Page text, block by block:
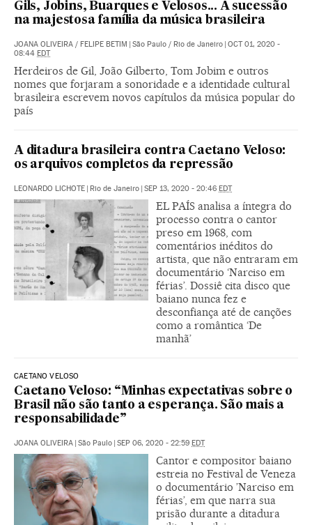
Gils, Jobins, Buarques e Velosos... A sucessão
na majestosa família da música brasileira
JOANA OLIVEIRA / FELIPE BETIM | São Paulo / Rio de Janeiro | OCT 01, 2020 -
08:44 EDT
Herdeiros de Gil, João Gilberto, Tom Jobim e outros
nomes que forjaram a sonoridade e a identidade cultural
brasileira escrevem novos capítulos da música popular do
país
A ditadura brasileira contra Caetano Veloso:
os arquivos completos da repressão
LEONARDO LICHOTE | Rio de Janeiro | SEP 13, 2020 - 20:46 EDT
EL PAÍS analisa a íntegra do
processo contra o cantor
preso em 1968, com
comentários inéditos do
artista, que não entraram em
documentário ‘Narciso em
férias’. Dossiê cita disco que
baiano nunca fez e
desconfiança até de canções
como a romântica ‘De
manhã’
CAETANO VELOSO
Caetano Veloso: “Minhas expectativas sobre o
Brasil não são tanto a esperança. São mais a
responsabilidade”
JOANA OLIVEIRA | São Paulo | SEP 06, 2020 - 22:59 EDT
Cantor e compositor baiano
estreia no Festival de Veneza
o documentário ’Narciso em
férias’, em que narra sua
prisão durante a ditadura